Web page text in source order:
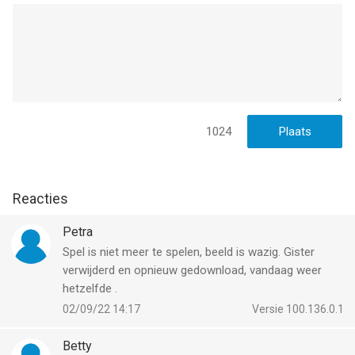
1024
Reacties
Petra
Spel is niet meer te spelen, beeld is wazig. Gister
verwijderd en opnieuw gedownload, vandaag weer
hetzelfde .
Versie 100.136.0.1
02/09/22 14:17
Betty